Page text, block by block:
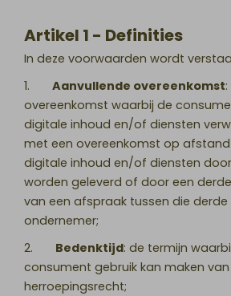
Artikel 1 - Definities
In deze voorwaarden wordt
1. Aanvullende overeenkomst
overeenkomst waarbij de
digitale inhoud en/of diensten
met een overeenkomst op afstand
digitale inhoud en/of diensten
worden geleverd of door een
van een afspraak tussen die derde
ondernemer;
2. Bedenktijd: de termijn
consument gebruik kan maken van
herroepingsrecht;